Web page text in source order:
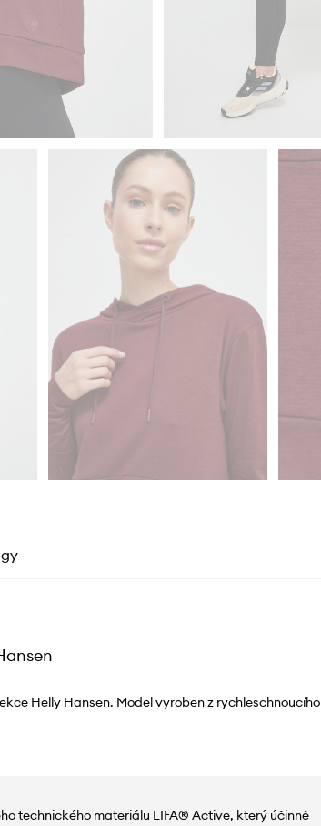
Helly Hansen. Model vyroben z rychleschnoucího
technického materiálu LIFA® Active, který účinně